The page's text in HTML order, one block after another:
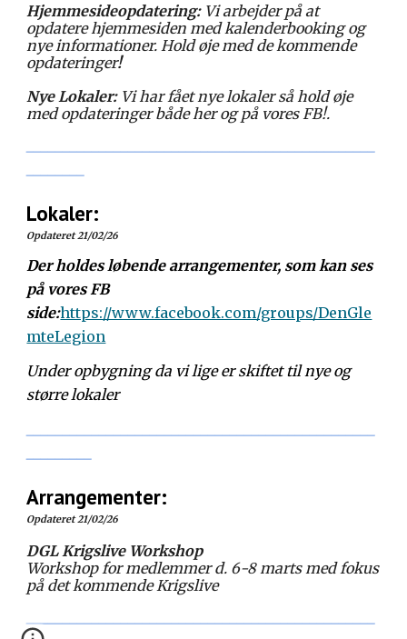
Hjemmesideopdatering: Vi arbejder på at
opdatere hjemmesiden med kalenderbooking og
nye informationer. Hold øje med de kommende
opdateringer!
Nye Lokaler: Vi har fået nye lokaler så hold øje
med opdateringer både her og på vores FB!.
Lokaler:
Opdateret21/02/26
Der holdes løbende arrangementer, som kan ses
på vores FB
side:https://www.facebook.com/groups/DenGle
mteLegion
Under opbygning da vi lige er skiftet til nye og
større lokaler
Arrangementer:
Opdateret 21/02/26
DGL Krigslive Workshop
Workshop for medlemmer d. 6-8 marts med fokus
på det kommende Krigslive